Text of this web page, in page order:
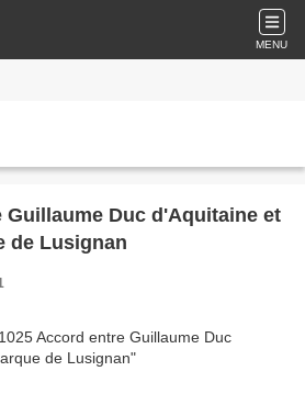
MENU
Guillaume Duc d'Aquitaine et
de Lusignan